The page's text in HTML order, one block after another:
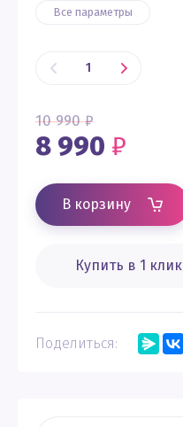
Все параметры
10 990 ₽
8 990 ₽
В корзину
Купить в 1 клик
Поделиться: